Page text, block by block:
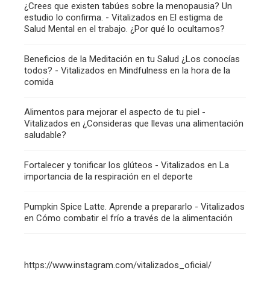
¿Crees que existen tabúes sobre la menopausia? Un
estudio lo confirma. - Vitalizados en El estigma de
Salud Mental en el trabajo. ¿Por qué lo ocultamos?
Beneficios de la Meditación en tu Salud ¿Los conocías
todos? - Vitalizados en Mindfulness en la hora de la
comida
Alimentos para mejorar el aspecto de tu piel -
Vitalizados en ¿Consideras que llevas una alimentación
saludable?
Fortalecer y tonificar los glúteos - Vitalizados en La
importancia de la respiración en el deporte
Pumpkin Spice Latte. Aprende a prepararlo - Vitalizados
en Cómo combatir el frío a través de la alimentación
https://www.instagram.com/vitalizados_oficial/